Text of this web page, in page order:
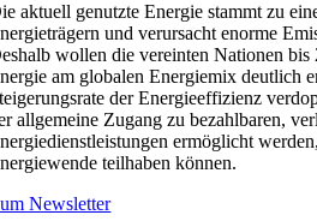
aktuell genutzte Energie stammt zu
und verursacht enorme
wollen die vereinten Nationen bis
am globalen Energiemix deutlich
der Energieeffizienz
allgemeine Zugang zu bezahlbaren,
ermöglicht
teilhaben können.
Newsletter